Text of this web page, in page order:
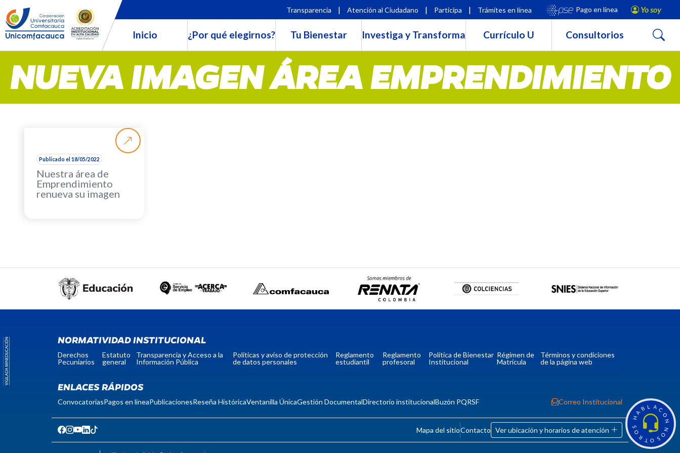
H
A
B L A C
O
N
N
O
S
O
T
R
O
S
Transparencia | Atención al Ciudadano | Participa | Trámites en línea Pago en línea Yo soy
Inicio ¿Por qué elegirnos? Tu Bienestar Investiga y Transforma Currículo U Consultorios Buscar
NUEVA IMAGEN ÁREA EMPRENDIMIENTO
Publicado el 18/05/2022
Nuestra área de
Emprendimiento
renueva su imagen
NORMATIVIDAD INSTITUCIONAL
Derechos
Pecuniarios
Estatuto
general
Transparencia y Acceso a la
Información Pública
Políticas y aviso de protección
de datos personales
Reglamento
estudiantil
Reglamento
profesoral
Política de Bienestar
Institucional
Régimen de
Matrícula
Términos y condiciones
de la página web
ENLACES RÁPIDOS
ConvocatoriasPagos en líneaPublicacionesReseña HistóricaVentanilla ÚnicaGestión DocumentalDirectorio institucionalBuzón PQRSF Correo Institucional
Mapa del sitioContacto Ver ubicación y horarios de atención